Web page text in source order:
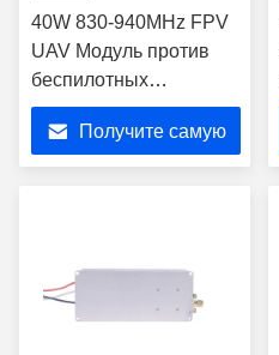
40W 830-940MHz FPV
UAV Модуль против
беспилотных
летательных
аппаратов GPS-
блокировщик,
Получите самую